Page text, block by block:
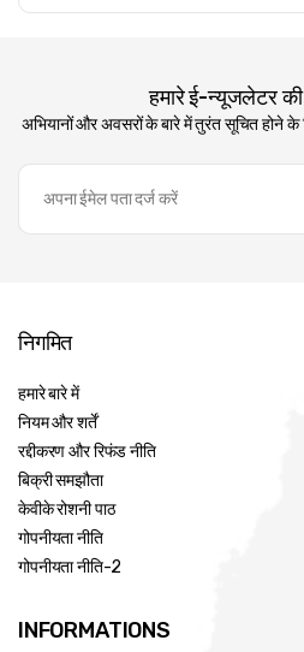
हमारे ई-न्यूजलेटर
अभियानों और अवसरों के बारे में तुरंत सूचित होने
निगमित
हमारे बारे में
नियम और शर्तें
रद्दीकरण और रिफंड नीति
बिक्री समझौता
केवीके रोशनी पाठ
गोपनीयता नीति
गोपनीयता नीति-2
INFORMATIONS